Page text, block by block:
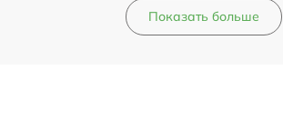
Показать больше